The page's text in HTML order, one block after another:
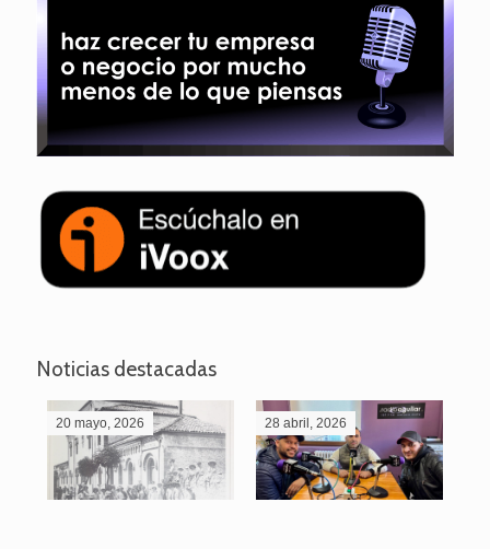
Noticias destacadas
20 mayo, 2026 28 abril, 2026